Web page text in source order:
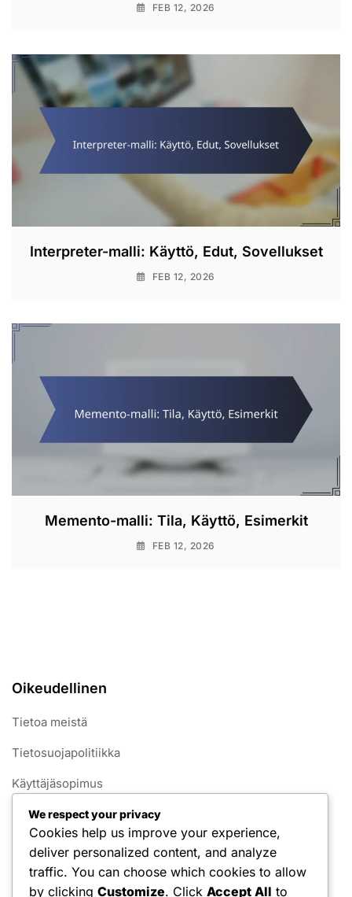
FEB 12, 2026
Interpreter-malli: Käyttö, Edut, Sovellukset
FEB 12, 2026
Memento-malli: Tila, Käyttö, Esimerkit
FEB 12, 2026
Oikeudellinen
Tietoa meistä
Tietosuojapolitiikka
Käyttäjäsopimus
Yhteystiedot
Evästekäytäntö
Kategoriat
We respect your privacy
Cookies help us improve your experience,
deliver personalized content, and analyze
traffic. You can choose which cookies to allow
by clicking Customize. Click Accept All to